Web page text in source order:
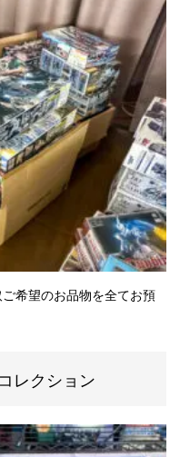
希望のお品物を全てお預
レクション